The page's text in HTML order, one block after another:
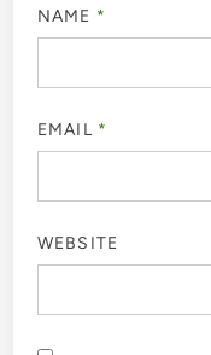
NAME *
EMAIL *
WEBSITE